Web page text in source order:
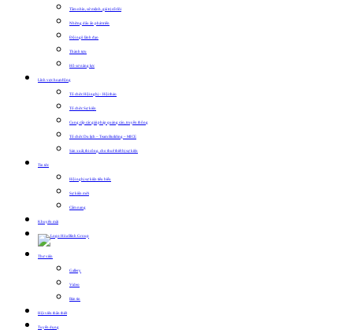
Tầm nhìn, sứ mệnh, giá trị cốt lõi
Những dấu ấn phát triển
Đội ngũ lãnh đạo
Thành tựu
Hồ sơ năng lực
Lĩnh vực hoạt động
Tổ chức Hội nghị – Hội thảo
Tổ chức Sự kiện
Cung cấp các giải pháp quảng cáo, truyền thông
Tổ chức Du lịch – Team Building – MICE
Sản xuất, thi công, cho thuê thiết bị sự kiện
Tin tức
Hội nghị sự kiện tiêu biểu
Sự kiện mới
Cẩm nang
Khuyến mãi
Thư viện
Gallery
Video
Bản tin
Hội viên thân thiết
Tuyển dụng